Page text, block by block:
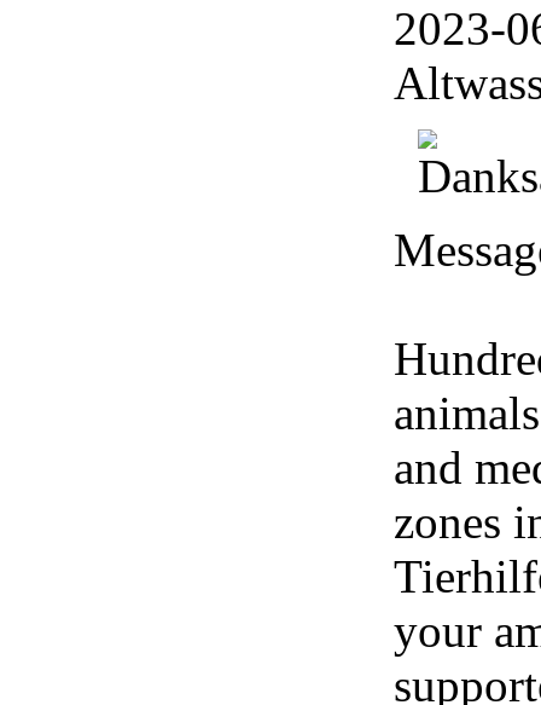
2023-
and
zones
your